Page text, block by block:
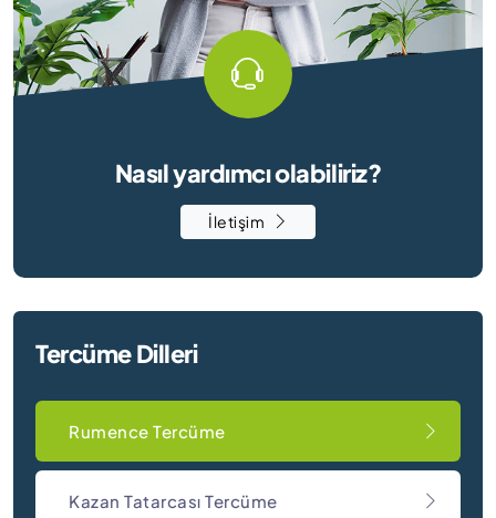
Nasıl yardımcı olabiliriz?
İletişim
Tercüme Dilleri
Rumence Tercüme
Kazan Tatarcası Tercüme